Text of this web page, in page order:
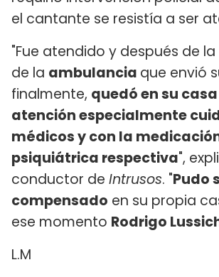
el cantante se resistía a ser
"Fue atendido y después de
de la ambulancia que envió
finalmente, quedó en su
atención especialmente
médicos y con la
psiquiátrica respectiva",
conductor de Intrusos. "Pudo
compensado en su propia
ese momento Rodrigo
L.M